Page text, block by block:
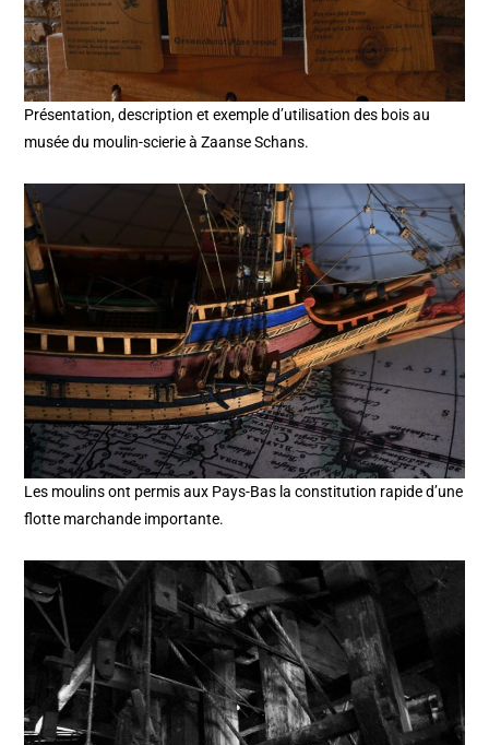
Présentation, description et exemple d’utilisation des bois au
musée du moulin-scierie à Zaanse Schans.
Les moulins ont permis aux Pays-Bas la constitution rapide d’une
flotte marchande importante.